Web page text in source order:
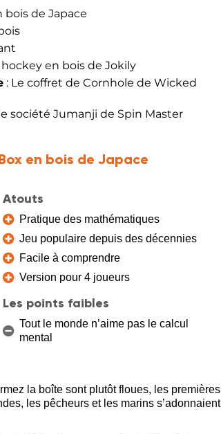
bois de Japace
hockey en bois de Jokily
: Le coffret de Cornhole de Wicked
société Jumanji de Spin Master
en bois de Japace
Atouts
Pratique des mathématiques
Jeu populaire depuis des décennies
Facile à comprendre
Version pour 4 joueurs
Les points faibles
Tout le monde n’aime pas le calcul
mental
la boîte sont plutôt floues, les premières
les pêcheurs et les marins s’adonnaient